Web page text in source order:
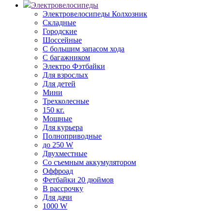
Электровелосипеды
Электровелосипеды Колхозник
Складные
Городские
Шоссейные
С большим запасом хода
С багажником
Электро Фэтбайки
Для взрослых
Для детей
Мини
Трехколесные
150 кг.
Мощные
Для курьера
Полноприводные
до 250 W
Двухместные
Со съемным аккумулятором
Оффроад
Фетбайки 20 дюймов
В рассрочку
Для дачи
1000 W